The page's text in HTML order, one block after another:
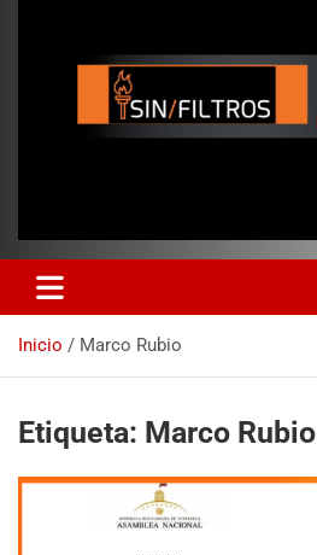
Inicio Marco Rubio
Etiqueta: Marco Rubio